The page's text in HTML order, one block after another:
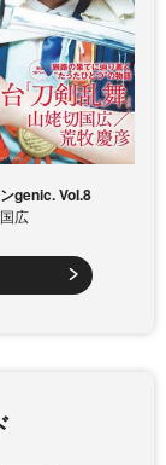
genic. Vol.8
広